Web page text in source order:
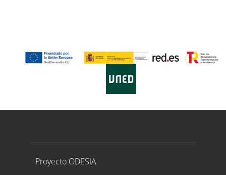
Proyecto ODESIA
Proyecto ODESIA